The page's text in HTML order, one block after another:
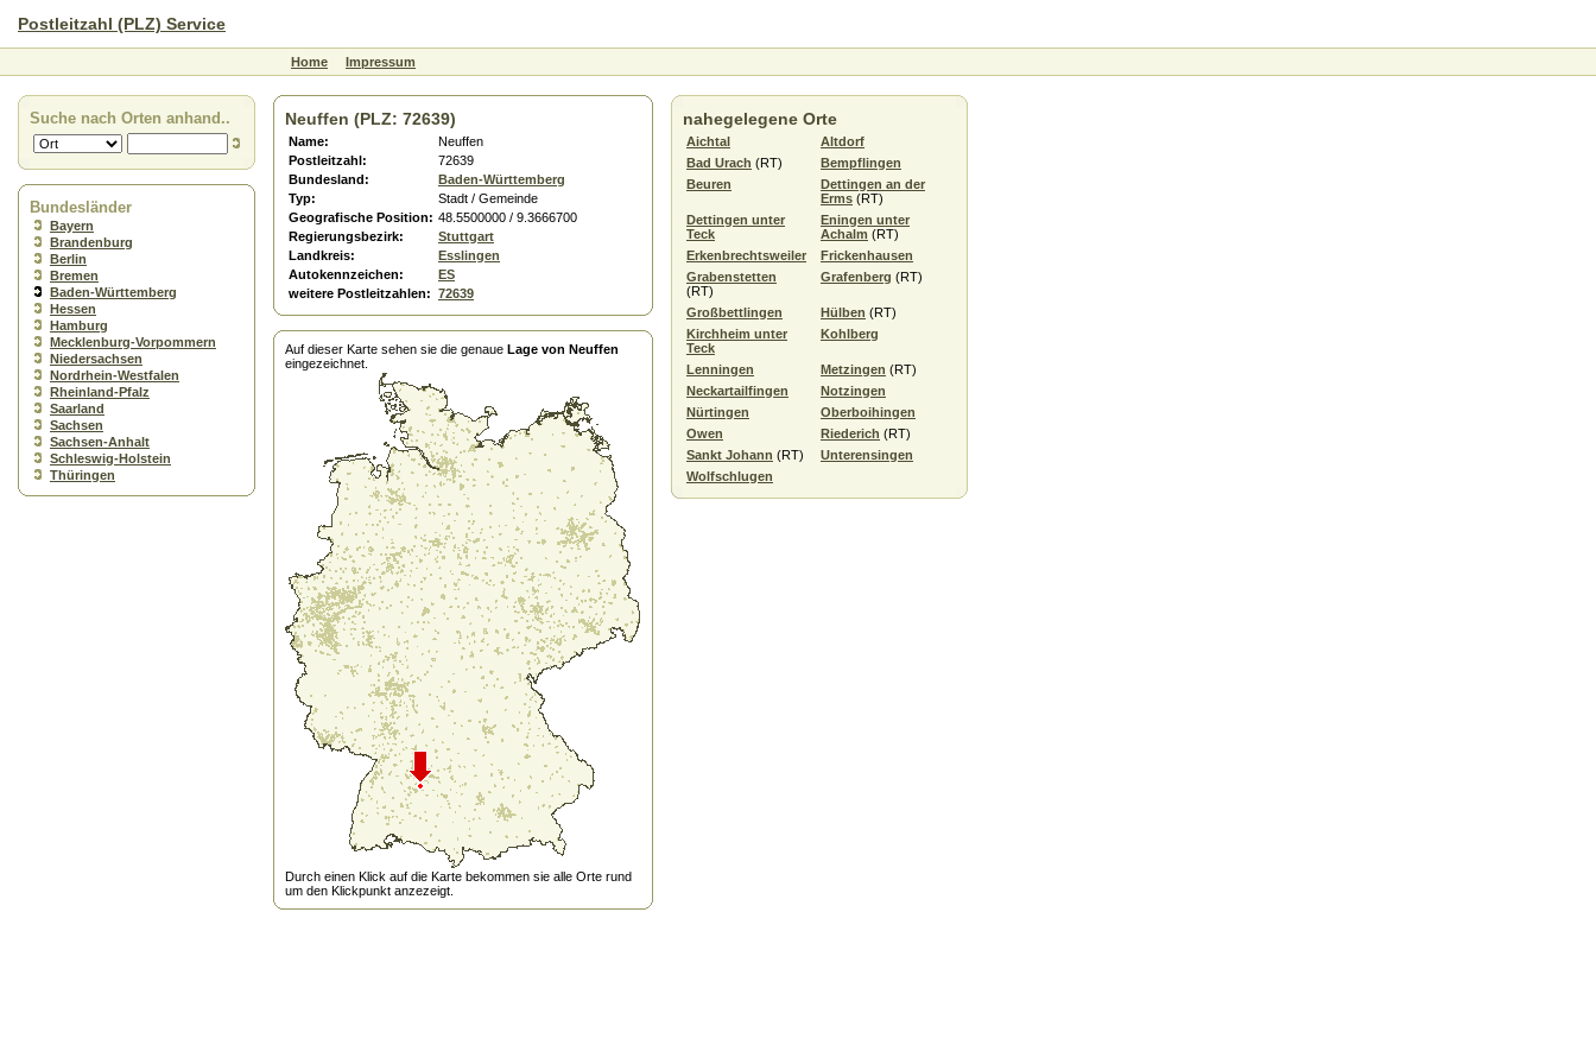
Postleitzahl (PLZ) Service
Home Impressum
Suche nach Orten anhand..
Bundesländer
Bayern
Brandenburg
Berlin
Bremen
Baden-Württemberg
Hessen
Hamburg
Mecklenburg-Vorpommern
Niedersachsen
Nordrhein-Westfalen
Rheinland-Pfalz
Saarland
Sachsen
Sachsen-Anhalt
Schleswig-Holstein
Thüringen
Neuffen (PLZ: 72639)
Name:
Neuffen
Postleitzahl:
72639
Bundesland:
Baden-Württemberg
Typ:
Stadt / Gemeinde
Geografische Position: 48.5500000 / 9.3666700
Regierungsbezirk:
Stuttgart
Landkreis:
Esslingen
Autokennzeichen:
ES
weitere Postleitzahlen: 72639
Auf dieser Karte sehen sie die genaue Lage von Neuffen
eingezeichnet.
Durch einen Klick auf die Karte bekommen sie alle Orte rund
um den Klickpunkt anzezeigt.
nahegelegene Orte
Aichtal
Altdorf
Bad Urach (RT)
Bempflingen
Beuren
Dettingen an der
Erms (RT)
Dettingen unter
Teck
Eningen unter
Achalm (RT)
Erkenbrechtsweiler
Frickenhausen
Grabenstetten
(RT)
Grafenberg (RT)
Großbettlingen Hülben (RT)
Kirchheim unter
Teck
Kohlberg
Lenningen Metzingen (RT)
Neckartailfingen
Notzingen
Nürtingen
Oberboihingen
Owen
Riederich (RT)
Sankt Johann (RT)
Unterensingen
Wolfschlugen